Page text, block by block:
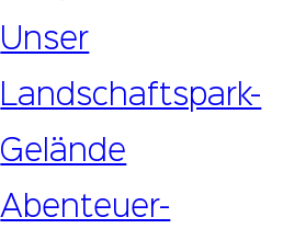
Unser
Landschaftspark-
Gelände
Abenteuer-